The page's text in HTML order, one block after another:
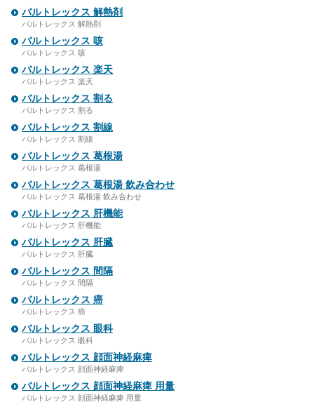
バルトレックス 解熱剤
バルトレックス 解熱剤
バルトレックス 咳
バルトレックス 咳
バルトレックス 楽天
バルトレックス 楽天
バルトレックス 割る
バルトレックス 割る
バルトレックス 割線
バルトレックス 割線
バルトレックス 葛根湯
バルトレックス 葛根湯
バルトレックス 葛根湯 飲み合わせ
バルトレックス 葛根湯 飲み合わせ
バルトレックス 肝機能
バルトレックス 肝機能
バルトレックス 肝臓
バルトレックス 肝臓
バルトレックス 間隔
バルトレックス 間隔
バルトレックス 癌
バルトレックス 癌
バルトレックス 眼科
バルトレックス 眼科
バルトレックス 顔面神経麻痺
バルトレックス 顔面神経麻痺
バルトレックス 顔面神経麻痺 用量
バルトレックス 顔面神経麻痺 用量